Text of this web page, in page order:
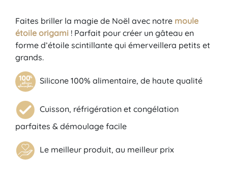
Faites briller la magie de Noël avec notre moule
étoile origami ! Parfait pour créer un gâteau en
forme d’étoile scintillante qui émerveillera petits et
grands.
Silicone 100% alimentaire, de haute qualité
Cuisson, réfrigération et congélation
parfaites & démoulage facile
Le meilleur produit, au meilleur prix